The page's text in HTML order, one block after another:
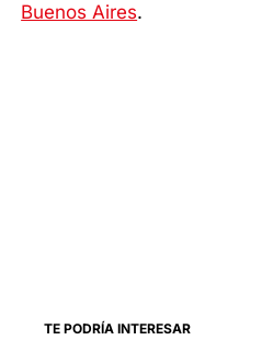
Buenos Aires.
TE PODRÍA INTERESAR